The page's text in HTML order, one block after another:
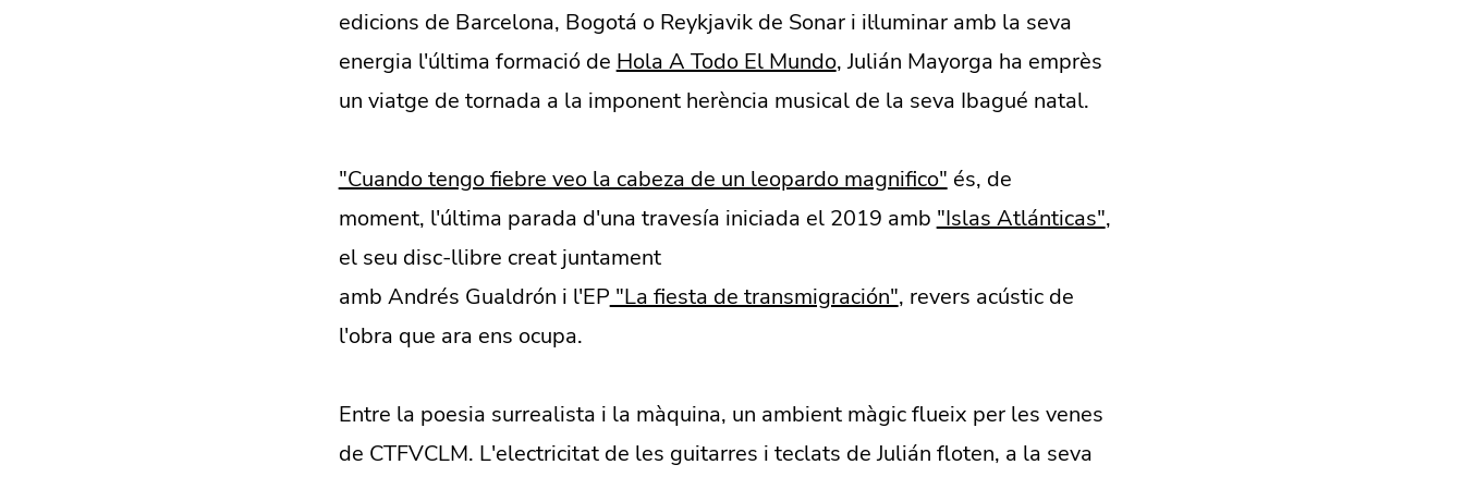
edicions de Barcelona, Bogotá o Reykjavik de Sonar i il·luminar amb la seva
energia l'última formació deHola A Todo El Mundo, Julián Mayorga ha emprès
un viatge de tornada a la imponent herència musical de la seva Ibagué natal.
"Cuando tengo fiebre veo la cabeza de un leopardo magnifico"és, de
moment, l'última parada d'una travesía iniciada el 2019 amb"Islas Atlánticas",
el seu disc-llibre creat juntament
amb Andrés Gualdrón i l'EP"La fiesta de transmigración", revers acústic de
l'obra que ara ens ocupa.
Entre la poesia surrealista i la màquina, un ambient màgic flueix per les venes
de CTFVCLM. L'electricitat de les guitarres i teclats de Julián floten, a la seva